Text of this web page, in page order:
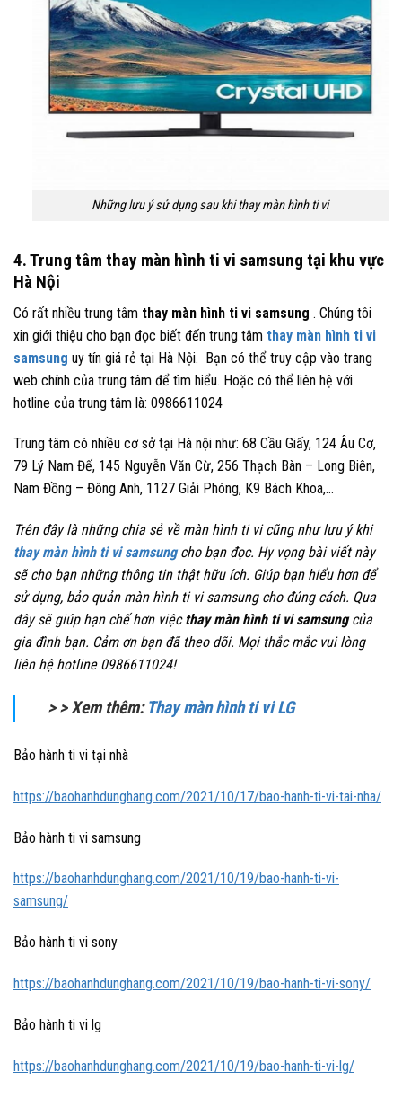
Những lưu ý sử dụng sau khi thay màn hình ti vi
4. Trung tâm thay màn hình ti vi samsung tại khu vực
Hà Nội
Có rất nhiều trung tâm thay màn hình ti vi samsung . Chúng tôi
xin giới thiệu cho bạn đọc biết đến trung tâm thay màn hình ti vi
samsung uy tín giá rẻ tại Hà Nội. Bạn có thể truy cập vào trang
web chính của trung tâm để tìm hiểu. Hoặc có thể liên hệ với
hotline của trung tâm là: 0986611024
Trung tâm có nhiều cơ sở tại Hà nội như: 68 Cầu Giấy, 124 Âu Cơ,
79 Lý Nam Đế, 145 Nguyễn Văn Cừ, 256 Thạch Bàn – Long Biên,
Nam Đồng – Đông Anh, 1127 Giải Phóng, K9 Bách Khoa,…
Trên đây là những chia sẻ về màn hình ti vi cũng như lưu ý khi
thay màn hình ti vi samsungcho bạn đọc. Hy vọng bài viết này
sẽ cho bạn những thông tin thật hữu ích. Giúp bạn hiểu hơn để
sử dụng, bảo quản màn hình ti vi samsung cho đúng cách. Qua
đây sẽ giúp hạn chế hơn việcthay màn hình ti vi samsungcủa
gia đình bạn. Cảm ơn bạn đã theo dõi. Mọi thắc mắc vui lòng
liên hệ hotline 0986611024!
> > Xem thêm:Thay màn hình ti vi LG
Bảo hành ti vi tại nhà
https://baohanhdunghang.com/2021/10/17/bao-hanh-ti-vi-tai-nha/
Bảo hành ti vi samsung
https://baohanhdunghang.com/2021/10/19/bao-hanh-ti-vi-
samsung/
Bảo hành ti vi sony
https://baohanhdunghang.com/2021/10/19/bao-hanh-ti-vi-sony/
Bảo hành ti vi lg
https://baohanhdunghang.com/2021/10/19/bao-hanh-ti-vi-lg/